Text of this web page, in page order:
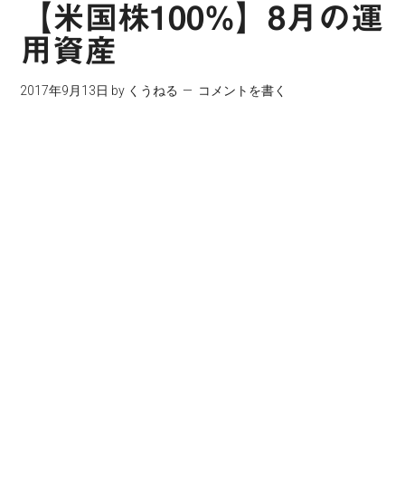
【米国株100%】8月の運
用資産
2017年9月13日 by くうねる コメントを書く